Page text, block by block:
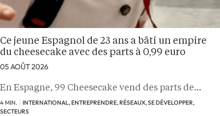
Ce jeune Espagnol de 23 ans a bâti un empire
du cheesecake avec des parts à 0,99 euro
05 AOÛT 2026
En Espagne, 99 Cheesecake vend des parts de…
4 MIN.
INTERNATIONAL, ENTREPRENDRE, RÉSEAUX, SE DÉVELOPPER,
SECTEURS